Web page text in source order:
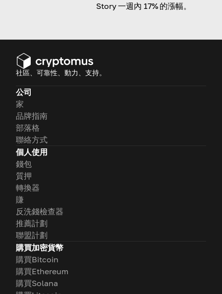
Story 一週內 17% 的漲幅。
社區、可靠性、動力、支持。
公司
家
品牌指南
部落格
聯絡方式
個人使用
錢包
質押
轉換器
賺
反洗錢檢查器
推薦計劃
聯盟計劃
購買加密貨幣
購買Bitcoin
購買Ethereum
購買Solana